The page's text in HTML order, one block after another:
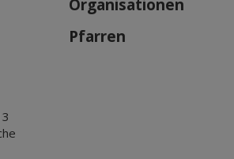
Organisationen
Pfarren